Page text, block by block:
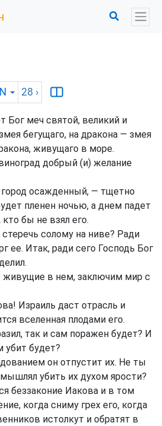
28 ›
Бог меч святой, великий и
бегущаго, на дракона — змея
живущаго в море.
добрый (и) желание
город осажденный, — тщетно
пленен ночью, а днем падет
кто бы не взял его.
солому на ниве? Ради
ее. Итак, ради сего Господь Бог
живущие в нем, заключим мир с
Израиль даст отрасль и
вселенная плодами его.
так и сам поражен будет? И
убит будет?
он отпустит их. Не ты
убить их духом ярости?
беззаконие Иакова и в том
когда сниму грех его, когда
истолкут и обратят в